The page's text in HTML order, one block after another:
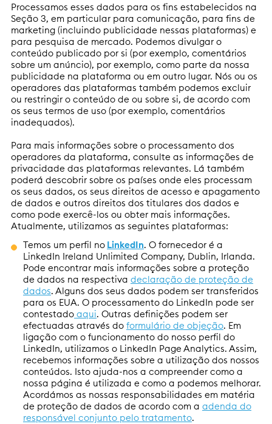
Processamos esses dados para os fins estabelecidos na
Seção 3, em particular para comunicação, para fins de
marketing (incluindo publicidade nessas plataformas) e
para pesquisa de mercado. Podemos divulgar o
conteúdo publicado por si (por exemplo, comentários
sobre um anúncio), por exemplo, como parte da nossa
publicidade na plataforma ou em outro lugar. Nós ou os
operadores das plataformas também podemos excluir
ou restringir o conteúdo de ou sobre si, de acordo com
os seus termos de uso (por exemplo, comentários
inadequados).
Para mais informações sobre o processamento dos
operadores da plataforma, consulte as informações de
privacidade das plataformas relevantes. Lá também
poderá descobrir sobre os países onde eles processam
os seus dados, os seus direitos de acesso e apagamento
de dados e outros direitos dos titulares dos dados e
como pode exercê-los ou obter mais informações.
Atualmente, utilizamos as seguintes plataformas:
Temos um perfil no LinkedIn. O fornecedor é a
LinkedIn Ireland Unlimited Company, Dublin, Irlanda.
Pode encontrar mais informações sobre a proteção
de dados na respectiva declaração de proteção de
dados. Alguns dos seus dados podem ser transferidos
para os EUA. O processamento do LinkedIn pode ser
contestado aqui. Outras definições podem ser
efectuadas através do formulário de objeção. Em
ligação com o funcionamento do nosso perfil do
LinkedIn, utilizamos o LinkedIn Page Analytics. Assim,
recebemos informações sobre a utilização dos nossos
conteúdos. Isto ajuda-nos a compreender como a
nossa página é utilizada e como a podemos melhorar.
Acordámos as nossas responsabilidades em matéria
de proteção de dados de acordo com a adenda do
responsável conjunto pelo tratamento.